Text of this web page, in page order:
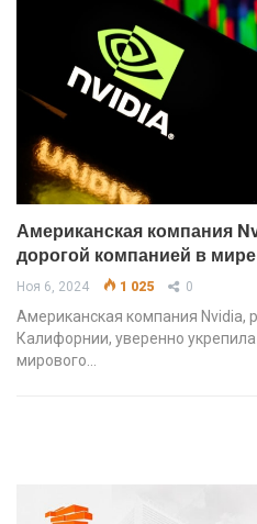
Американская компания
дорогой компанией в мире
Ноя 6, 2024 1 025 0
Американская компания Nvidia,
Калифорнии, уверенно
мирового…